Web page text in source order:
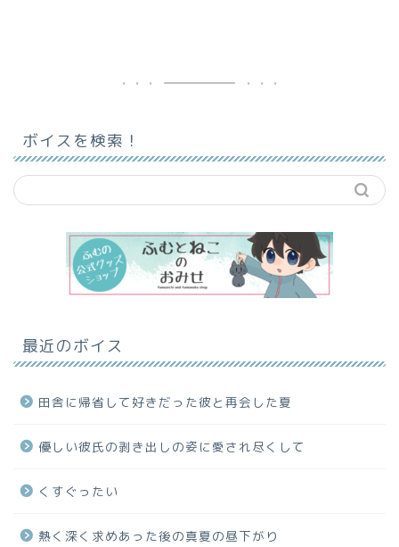
ボイスを検索！
最近のボイス
田舎に帰省して好きだった彼と再会した夏
優しい彼氏の剥き出しの姿に愛され尽くして
くすぐったい
熱く深く求めあった後の真夏の昼下がり